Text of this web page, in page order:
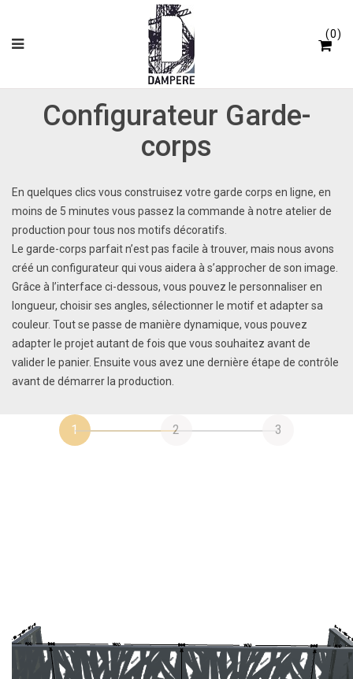
0
Configurateur Garde-
corps
En quelques clics vous construisez votre garde corps en ligne, en
moins de 5 minutes vous passez la commande à notre atelier de
production pour tous nos motifs décoratifs.
Le garde-corps parfait n’est pas facile à trouver, mais nous avons
créé un configurateur qui vous aidera à s’approcher de son image.
Grâce à l’interface ci-dessous, vous pouvez le personnaliser en
longueur, choisir ses angles, sélectionner le motif et adapter sa
couleur. Tout se passe de manière dynamique, vous pouvez
adapter le projet autant de fois que vous souhaitez avant de
valider le panier. Ensuite vous avez une dernière étape de contrôle
avant de démarrer la production.
1 2 3
Panneau de gestion des cookies